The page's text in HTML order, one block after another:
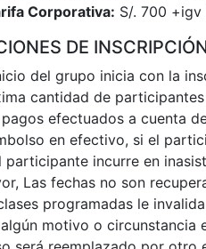
Corporativa: S/. 700 +igv
DE
del grupo inicia con la
cantidad de
efectuados a cuenta
en efectivo, si el
participante incurre en
Las fechas no son
programadas le
motivo o circunstancia